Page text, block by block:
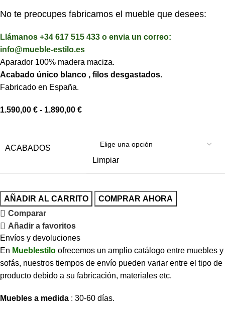
No te preocupes fabricamos el mueble que desees:
Llámanos +34 617 515 433 o envia un correo:
info@mueble-estilo.es
Aparador 100% madera maciza.
Acabado único blanco , filos desgastados.
Fabricado en España.
1.590,00 € - 1.890,00 €
ACABADOS
Limpiar
AÑADIR AL CARRITO
COMPRAR AHORA
Comparar
Añadir a favoritos
Envíos y devoluciones
En Mueblestilo ofrecemos un amplio catálogo entre muebles y
sofás, nuestros tiempos de envío pueden variar entre el tipo de
producto debido a su fabricación, materiales etc.
Muebles a medida : 30-60 días.